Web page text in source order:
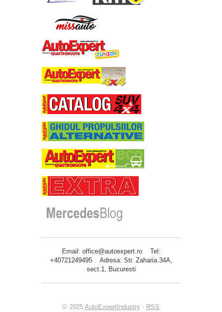
Email: office@autoexpert.ro Tel:
+40721249495 Adresa: Str. Zaharia 34A,
sect.1, Bucuresti
© 2025 AutoExpertIndustry · RSS